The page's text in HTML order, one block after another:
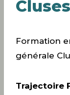
Cluses
Formation
générale
Trajectoire